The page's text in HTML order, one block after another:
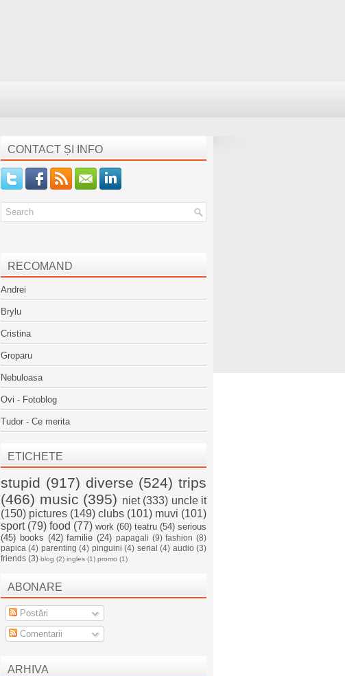
CONTACT ȘI INFO
RECOMAND
Andrei
Brylu
Cristina
Groparu
Nebuloasa
Ovi - Fotoblog
Tudor - Ce merita
ETICHETE
stupid (917) diverse (524) trips
(466) music (395) niet (333) uncle it
(150) pictures (149) clubs (101) muvi (101)
sport (79) food (77) work (60) teatru (54) serious
(45) books (42) familie (24) papagali (9) fashion (8)
papica (4) parenting (4) pinguini (4) serial (4) audio (3)
friends (3) blog (2) ingles (1) promo (1)
ABONARE
Postări
Comentarii
ARHIVA